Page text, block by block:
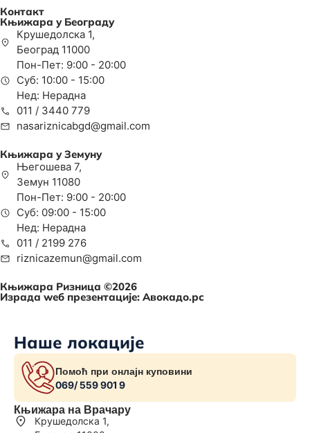
Контакт
Књижара у Београду
Крушедолска 1,
Београд 11000
Пон-Пет: 9:00 - 20:00
Суб: 10:00 - 15:00
Нед: Нерадна
011 / 3440 779
nasariznicabgd@gmail.com
Књижара у Земуну
Његошева 7,
Земун 11080
Пон-Пет: 9:00 - 20:00
Суб: 09:00 - 15:00
Нед: Нерадна
011 / 2199 276
riznicazemun@gmail.com
Књижара Ризница ©️2026
Израда wеб презентације: Авокадо.рс
Наше локације
Помоћ при онлајн куповини
069/ 559 901 9
Књижара на Врачару
Крушедолска 1,